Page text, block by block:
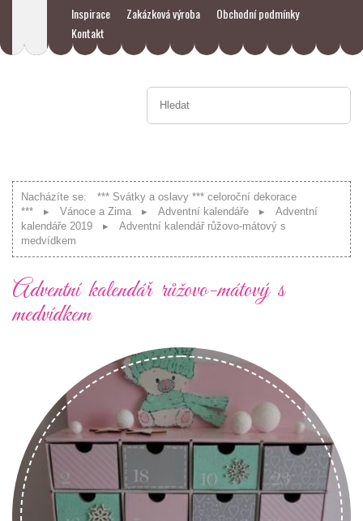
Inspirace Zakázková výroba
Obchodní podmínky
Kontakt
Nacházíte se:
*** Svátky a oslavy *** celoroční dekorace
***
Vánoce a Zima Adventní kalendáře
Adventní
kalendáře 2019
Adventní kalendář růžovo-mátový s
medvídkem
Adventní kalendář růžovo-mátový s
medvídkem